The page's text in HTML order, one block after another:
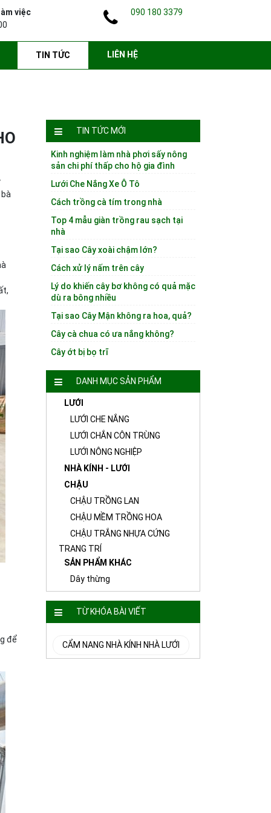
việc
090 180 3379
TIN TỨC LIÊN HỆ
để
TIN TỨC MỚI
Kinh nghiệm làm nhà phơi sấy nông
sản chi phí thấp cho hộ gia đình
Lưới Che Nắng Xe Ô Tô
Cách trồng cà tím trong nhà
Top 4 mẫu giàn trồng rau sạch tại
nhà
Tại sao Cây xoài chậm lớn?
Cách xử lý nấm trên cây
Lý do khiến cây bơ không có quả mặc
dù ra bông nhiều
Tại sao Cây Mận không ra hoa, quả?
Cây cà chua có ưa nắng không?
Cây ớt bị bọ trĩ
DANH MỤC SẢN PHẨM
LƯỚI
LƯỚI CHE NẮNG
LƯỚI CHẮN CÔN TRÙNG
LƯỚI NÔNG NGHIỆP
NHÀ KÍNH - LƯỚI
CHẬU
CHẬU TRỒNG LAN
CHẬU MỀM TRỒNG HOA
CHẬU TRẮNG NHỰA CỨNG
TRANG TRÍ
SẢN PHẨM KHÁC
Dây thừng
TỪ KHÓA BÀI VIẾT
CẨM NANG NHÀ KÍNH NHÀ LƯỚI